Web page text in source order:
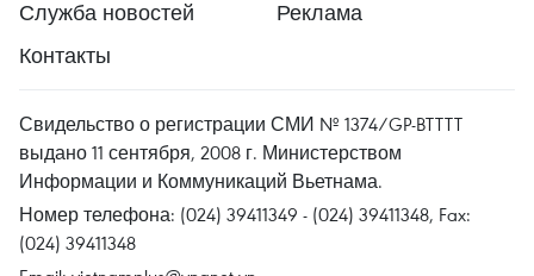
Служба новостей
Реклама
Контакты
Свидельство о регистрации СМИ № 1374/GP-BTTTT
выдано 11 сентября, 2008 г. Министерством
Информации и Коммуникаций Вьетнама.
Номер телефона: (024) 39411349 - (024) 39411348, Fax:
(024) 39411348